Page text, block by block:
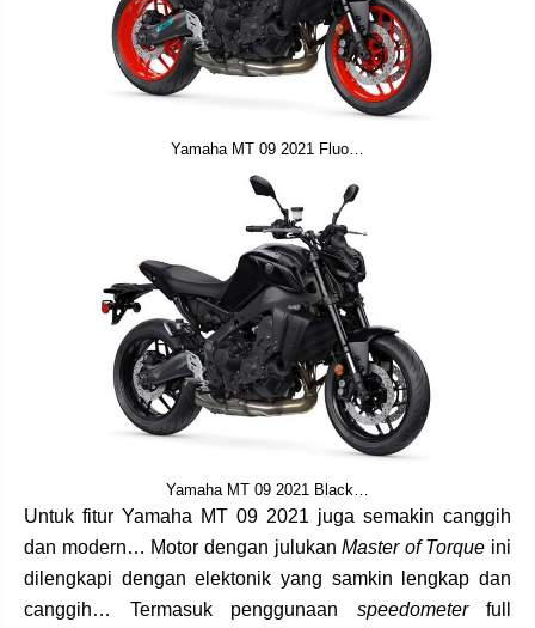
Yamaha MT 09 2021 Fluo…
Yamaha MT 09 2021 Black…
Untuk fitur Yamaha MT 09 2021 juga semakin canggih
dan modern… Motor dengan julukanMaster of Torque ini
dilengkapi dengan elektonik yang samkin lengkap dan
canggih… Termasuk penggunaan speedometerfull